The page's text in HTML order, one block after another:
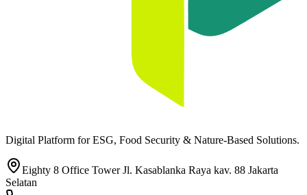
Digital Platform for ESG, Food Security & Nature-Based Solutions.
Eighty 8 Office Tower Jl. Kasablanka Raya kav. 88 Jakarta
Selatan